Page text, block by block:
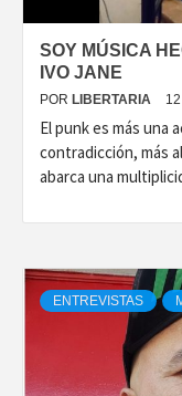
SOY MÚSICA
IVO JANE
POR LIBERTARIA
El punk es más una
contradicción, más
abarca una
ENTREVISTAS